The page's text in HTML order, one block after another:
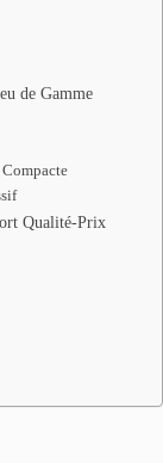
de Gamme
Qualité-Prix